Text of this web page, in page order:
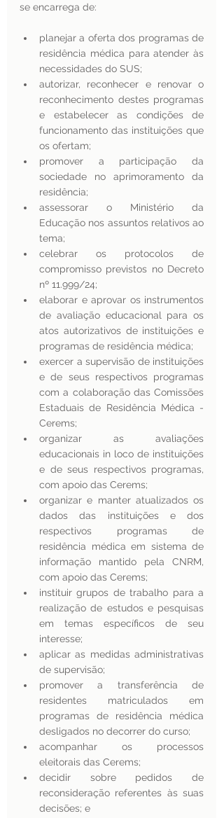
se encarrega de:
planejar a oferta dos programas de
residência médica para atender às
necessidades do SUS;
autorizar, reconhecer e renovar o
reconhecimento destes programas
e estabelecer as condições de
funcionamento das instituições que
os ofertam;
promover a participação da
sociedade no aprimoramento da
residência;
assessorar o Ministério da
Educação nos assuntos relativos ao
tema;
celebrar os protocolos de
compromisso previstos no Decreto
nº 11.999/24;
elaborar e aprovar os instrumentos
de avaliação educacional para os
atos autorizativos de instituições e
programas de residência médica;
exercer a supervisão de instituições
e de seus respectivos programas
com a colaboração das Comissões
Estaduais de Residência Médica -
Cerems;
organizar as avaliações
educacionais in loco de instituições
e de seus respectivos programas,
com apoio das Cerems;
organizar e manter atualizados os
dados das instituições e dos
respectivos programas de
residência médica em sistema de
informação mantido pela CNRM,
com apoio das Cerems;
instituir grupos de trabalho para a
realização de estudos e pesquisas
em temas específicos de seu
interesse;
aplicar as medidas administrativas
de supervisão;
promover a transferência de
residentes matriculados em
programas de residência médica
desligados no decorrer do curso;
acompanhar os processos
eleitorais das Cerems;
decidir sobre pedidos de
reconsideração referentes às suas
decisões; e